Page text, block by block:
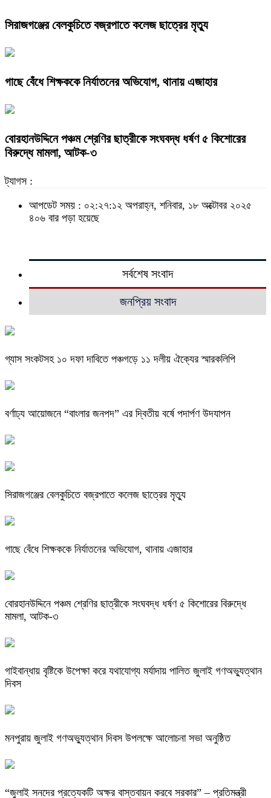
সিরাজগঞ্জের বেলকুচিতে বজ্রপাতে কলেজ ছাত্রের মৃত্যু
গাছে বেঁধে শিক্ষককে নির্যাতনের অভিযোগ, থানায় এজাহার
বোরহানউদ্দিনে পঞ্চম শ্রেণির ছাত্রীকে সংঘবদ্ধ ধর্ষণ ৫ কিশোরের
বিরুদ্ধে মামলা, আটক-৩
ট্যাগস :
আপডেট সময় : ০২:২৭:১২ অপরাহ্ন, শনিবার, ১৮ অক্টোবর ২০২৫
৪০৬ বার পড়া হয়েছে
সর্বশেষ সংবাদ
জনপ্রিয় সংবাদ
গ্যাস সংকটসহ ১০ দফা দাবিতে পঞ্চগড়ে ১১ দলীয় ঐক্যের স্মারকলিপি
বর্ণাঢ্য আয়োজনে “বাংলার জনপদ” এর দ্বিতীয় বর্ষে পদার্পণ উদযাপন
সিরাজগঞ্জের বেলকুচিতে বজ্রপাতে কলেজ ছাত্রের মৃত্যু
গাছে বেঁধে শিক্ষককে নির্যাতনের অভিযোগ, থানায় এজাহার
বোরহানউদ্দিনে পঞ্চম শ্রেণির ছাত্রীকে সংঘবদ্ধ ধর্ষণ ৫ কিশোরের বিরুদ্ধে
মামলা, আটক-৩
গাইবান্ধায় বৃষ্টিকে উপেক্ষা করে যথাযোগ্য মর্যাদায় পালিত জুলাই গণঅভ্যুত্থান
দিবস
মনপুরায় জুলাই গণঅভ্যুত্থান দিবস উপলক্ষে আলোচনা সভা অনুষ্ঠিত
“জুলাই সনদের প্রত্যেকটি অক্ষর বাস্তবায়ন করবে সরকার” – প্রতিমন্ত্রী